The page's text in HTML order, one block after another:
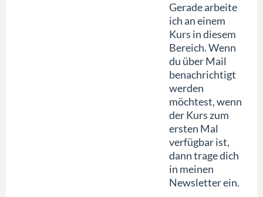
Gerade arbeite
ich an einem
Kurs in diesem
Bereich. Wenn
du über Mail
benachrichtigt
werden
möchtest, wenn
der Kurs zum
ersten Mal
verfügbar ist,
dann trage dich
in meinen
Newsletter ein.